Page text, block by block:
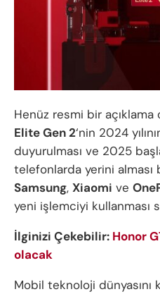
Henüz resmi bir açıklama
Elite Gen 2‘nin 2024
duyurulması ve 2025
telefonlarda yerini alması
Samsung, Xiaomi ve
yeni işlemciyi kullanması
İlginizi Çekebilir: Honor
olacak
Mobil teknoloji